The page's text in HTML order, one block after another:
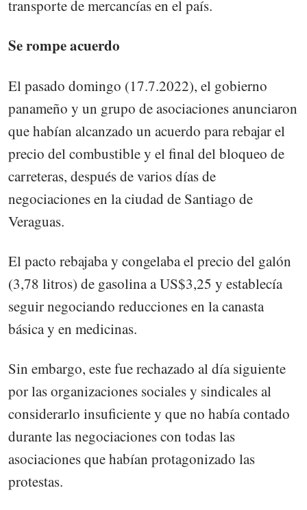
transporte de mercancías en el país.
Se rompe acuerdo
El pasado domingo (17.7.2022), el gobierno
panameño y un grupo de asociaciones anunciaron
que habían alcanzado un acuerdo para rebajar el
precio del combustible y el final del bloqueo de
carreteras, después de varios días de
negociaciones en la ciudad de Santiago de
Veraguas.
El pacto rebajaba y congelaba el precio del galón
(3,78 litros) de gasolina a US$3,25 y establecía
seguir negociando reducciones en la canasta
básica y en medicinas.
Sin embargo, este fue rechazado al día siguiente
por las organizaciones sociales y sindicales al
considerarlo insuficiente y que no había contado
durante las negociaciones con todas las
asociaciones que habían protagonizado las
protestas.